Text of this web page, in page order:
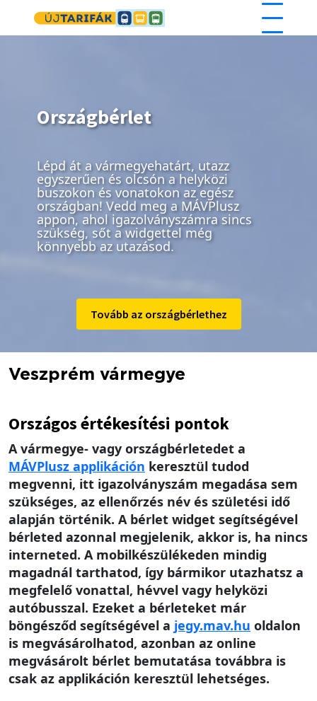
Ugrás a tartalomra
Országbérlet
Lépd át a vármegyehatárt, utazz
egyszerűen és olcsón a helyközi
buszokon és vonatokon az egész
országban! Vedd meg a MÁVPlusz
appon, ahol igazolványszámra sincs
szükség, sőt a widgettel még
könnyebb az utazásod.
Tovább az országbérlethez
Veszprém vármegye
Országos értékesítési pontok
A vármegye- vagy országbérletedet a
MÁVPlusz applikáción keresztül tudod
megvenni, itt igazolványszám megadása sem
szükséges, az ellenőrzés név és születési idő
alapján történik. A bérlet widget segítségével
bérleted azonnal megjelenik, akkor is, ha nincs
interneted. A mobilkészülékeden mindig
magadnál tarthatod, így bármikor utazhatsz a
megfelelő vonattal, hévvel vagy helyközi
autóbusszal. Ezeket a bérleteket már
böngésződ segítségével a jegy.mav.hu oldalon
is megvásárolhatod, azonban az online
megvásárolt bérlet bemutatása továbbra is
csak az applikáción keresztül lehetséges.